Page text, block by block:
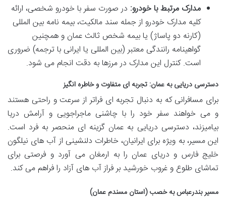
مدارک مرتبط با خودرو: در صورت سفر با خودرو شخصی، ارائه
کلیه مدارک خودرو از جمله سند مالکیت، بیمه نامه بین المللی
(کارنه دو پاساژ) یا بیمه شخص ثالث عمان و همچنین
گواهینامه رانندگی معتبر (بین المللی یا ایرانی با ترجمه) ضروری
است. کنترل این مدارک در مرزها به دقت انجام می شود.
دسترسی دریایی به عمان: تجربه ای متفاوت و خاطره انگیز
برای مسافرانی که به دنبال تجربه ای فراتر از سرعت و راحتی هستند
و می خواهند سفر خود را با چاشنی ماجراجویی و آرامش دریا
بیامیزند، دسترسی دریایی به عمان گزینه ای منحصر به فرد است.
این مسیر، به ویژه برای ایرانیان، خاطرات دلنشینی از آب های نیلگون
خلیج فارس و دریای عمان را به ارمغان می آورد و فرصتی برای
تماشای طلوع و غروب خورشید بر فراز آب های آزاد را فراهم می کند.
مسیر بندرعباس به خصب (استان مسندم عمان)